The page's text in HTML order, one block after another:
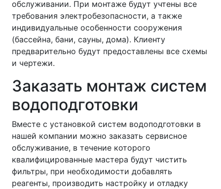
обслуживании. При монтаже будут учтены все
требования электробезопасности, а также
индивидуальные особенности сооружения
(бассейна, бани, сауны, дома). Клиенту
предварительно будут предоставлены все схемы
и чертежи.
Заказать монтаж систем
водоподготовки
Вместе с установкой систем водоподготовки в
нашей компании можно заказать сервисное
обслуживание, в течение которого
квалифицированные мастера будут чистить
фильтры, при необходимости добавлять
реагенты, производить настройку и отладку